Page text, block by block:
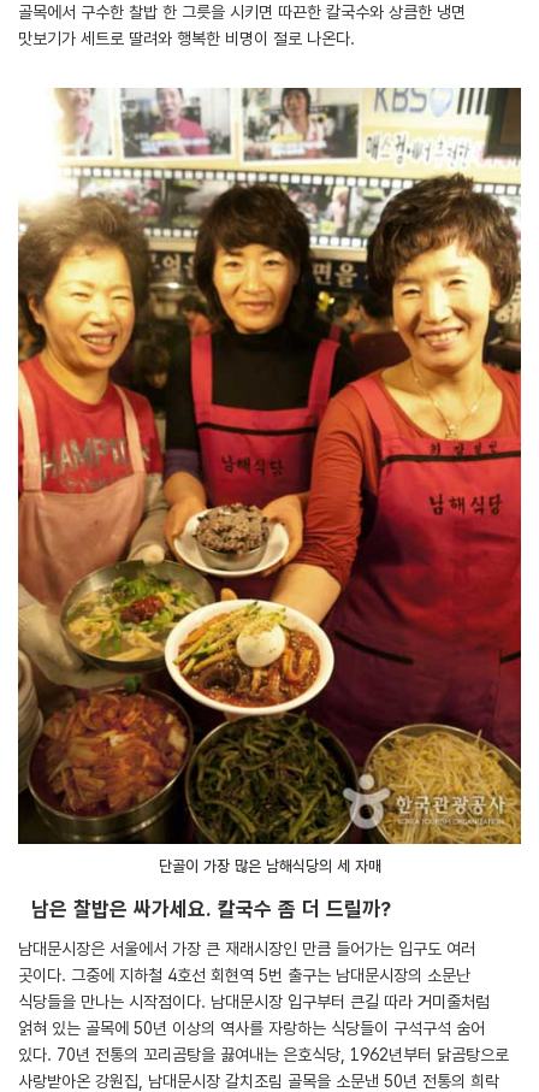
골목에서 구수한 찰밥 한 그릇을 시키면 따끈한 칼국수와 상큼한 냉면
맛보기가 세트로 딸려와 행복한 비명이 절로 나온다.
단골이 가장 많은 남해식당의 세 자매
남은 찰밥은 싸가세요. 칼국수 좀 더 드릴까?
남대문시장은 서울에서 가장 큰 재래시장인 만큼 들어가는 입구도 여러
곳이다. 그중에 지하철 4호선 회현역 5번 출구는 남대문시장의 소문난
식당들을 만나는 시작점이다. 남대문시장 입구부터 큰길 따라 거미줄처럼
얽혀 있는 골목에 50년 이상의 역사를 자랑하는 식당들이 구석구석 숨어
있다. 70년 전통의 꼬리곰탕을 끓여내는 은호식당, 1962년부터 닭곰탕으로
사랑받아온 강원집, 남대문시장 갈치조림 골목을 소문낸 50년 전통의 희락